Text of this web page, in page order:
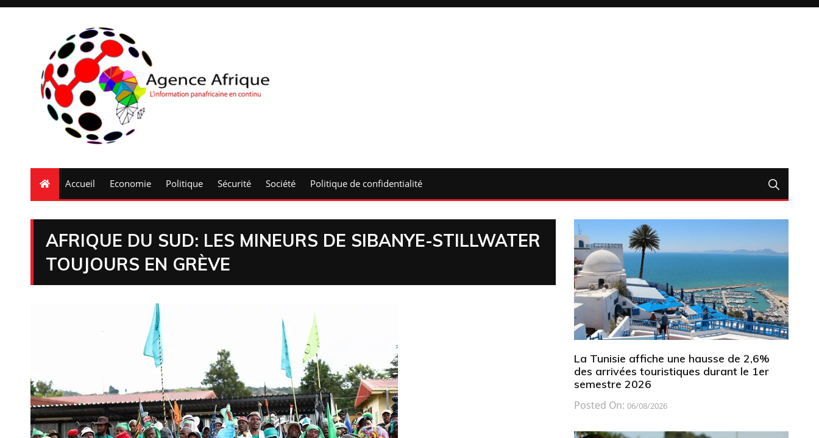
Accueil Economie Politique Sécurité Société Politique de confidentialité
AFRIQUE DU SUD: LES MINEURS DE SIBANYE-STILLWATER
TOUJOURS EN GRÈVE
La Tunisie affiche une hausse de 2,6%
des arrivées touristiques durant le 1er
semestre 2026
Posted On: 06/08/2026